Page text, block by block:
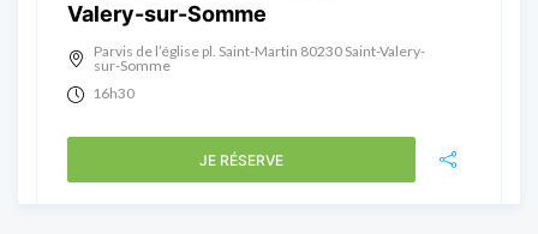
Valery-sur-Somme
Parvis de l’église pl. Saint-Martin 80230 Saint-Valery-
sur-Somme
16h30
JE RÉSERVE